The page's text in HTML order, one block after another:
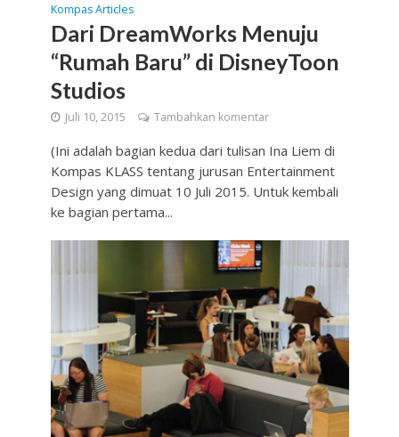
Kompas Articles
Dari DreamWorks Menuju
“Rumah Baru” di DisneyToon
Studios
Juli 10, 2015 Tambahkan komentar
(Ini adalah bagian kedua dari tulisan Ina Liem di
Kompas KLASS tentang jurusan Entertainment
Design yang dimuat 10 Juli 2015. Untuk kembali
ke bagian pertama...